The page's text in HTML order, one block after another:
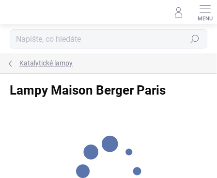
Hledat
Katalytické lampy
Lampy Maison Berger Paris